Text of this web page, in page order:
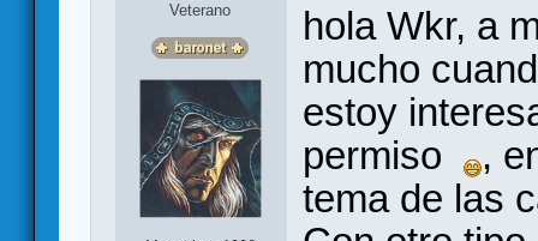
Veterano
hola Wkr, a
mucho
estoy
permiso
,
tema de las